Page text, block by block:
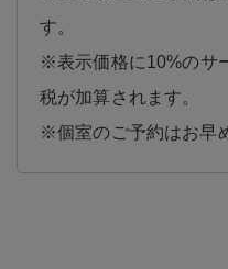
す。
※表示価格に10%のサ
税が加算されます。
※個室のご予約はお早